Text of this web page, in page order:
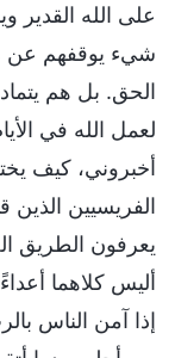
على الله القدير
شيء يوقفهم عن
الحق. بل هم
لعمل الله في
أخبروني، كيف
الفريسيين
يعرفون الطريق
أليس كلاهما
إذا آمن الناس